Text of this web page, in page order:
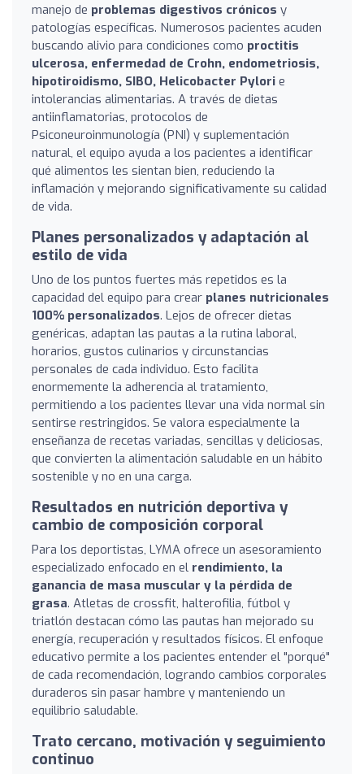
manejo de problemas digestivos crónicos y
patologías específicas. Numerosos pacientes acuden
buscando alivio para condiciones como proctitis
ulcerosa, enfermedad de Crohn, endometriosis,
hipotiroidismo, SIBO, Helicobacter Pylori e
intolerancias alimentarias. A través de dietas
antiinflamatorias, protocolos de
Psiconeuroinmunología (PNI) y suplementación
natural, el equipo ayuda a los pacientes a identificar
qué alimentos les sientan bien, reduciendo la
inflamación y mejorando significativamente su calidad
de vida.
Planes personalizados y adaptación al
estilo de vida
Uno de los puntos fuertes más repetidos es la
capacidad del equipo para crear planes nutricionales
100% personalizados. Lejos de ofrecer dietas
genéricas, adaptan las pautas a la rutina laboral,
horarios, gustos culinarios y circunstancias
personales de cada individuo. Esto facilita
enormemente la adherencia al tratamiento,
permitiendo a los pacientes llevar una vida normal sin
sentirse restringidos. Se valora especialmente la
enseñanza de recetas variadas, sencillas y deliciosas,
que convierten la alimentación saludable en un hábito
sostenible y no en una carga.
Resultados en nutrición deportiva y
cambio de composición corporal
Para los deportistas, LYMA ofrece un asesoramiento
especializado enfocado en el rendimiento, la
ganancia de masa muscular y la pérdida de
grasa. Atletas de crossfit, halterofilia, fútbol y
triatlón destacan cómo las pautas han mejorado su
energía, recuperación y resultados físicos. El enfoque
educativo permite a los pacientes entender el "porqué"
de cada recomendación, logrando cambios corporales
duraderos sin pasar hambre y manteniendo un
equilibrio saludable.
Trato cercano, motivación y seguimiento
continuo